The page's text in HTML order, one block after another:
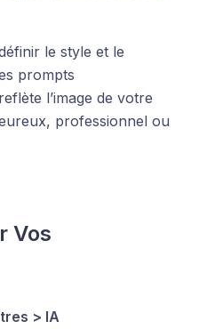
le style et le
prompts
l’image de votre
professionnel ou
Vos
> IA